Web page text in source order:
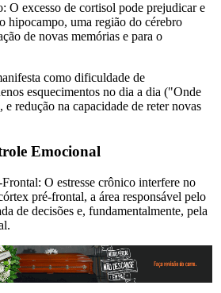
O excesso de cortisol pode prejudicar e
hipocampo, uma região do cérebro
de novas memórias e para o
como dificuldade de
esquecimentos no dia a dia ("Onde
e redução na capacidade de reter novas
Emocional
O estresse crônico interfere no
pré-frontal, a área responsável pelo
de decisões e, fundamentalmente, pela